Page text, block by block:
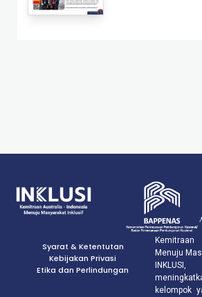
Syarat & Ketentutan
Kebijakan Privasi
Etika dan Perlindungan
Menuju
kelompok